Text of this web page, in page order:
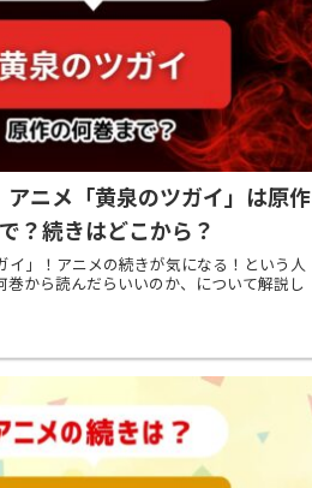
アニメ「黄泉のツガイ」は原作
？続きはどこから？
イ」！アニメの続きが気になる！という人
巻から読んだらいいのか、について解説し